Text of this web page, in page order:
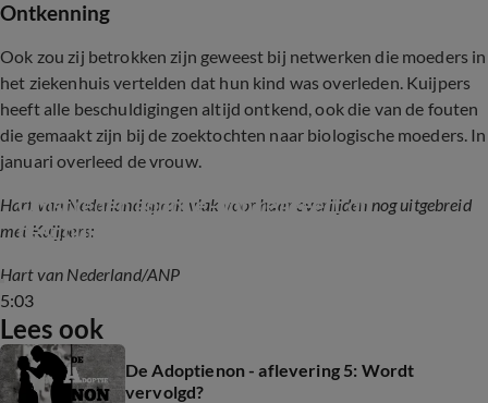
Ontkenning
Ook zou zij betrokken zijn geweest bij netwerken die moeders in
het ziekenhuis vertelden dat hun kind was overleden. Kuijpers
heeft alle beschuldigingen altijd ontkend, ook die van de fouten
die gemaakt zijn bij de zoektochten naar biologische moeders. In
januari overleed de vrouw.
Hart van Nederland sprak vlak voor haar overlijden nog uitgebreid
met Kuijpers:
5:03
Omstreden adoptie-non reageert op
beschuldigingen: 'Nooit mee te maken gehad'
Hart van Nederland/ANP
Lees ook
De Adoptienon - aflevering 5: Wordt
vervolgd?